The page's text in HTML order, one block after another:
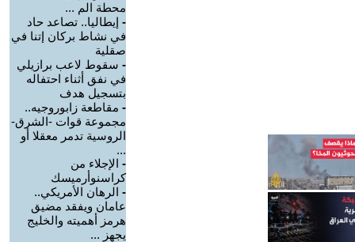
محطة الم ...
- إيطاليا.. تصاعد حاد
في نشاط بركان إتنا في
صقلية
- سقوط لاعب برازيلي
في نفق أثناء احتفاله
بتسجيل هدف
- مقاطعة زابوروجيه..
مجموعة قوات -الشرق-
الروسية تدمر معقلا أو
...
- الإجلاء من
كراسنوأرميسك
- الرهان الأمريكي..
عامان ويفقد مضيق
هرمز أهميته والخليج
يجهز ...